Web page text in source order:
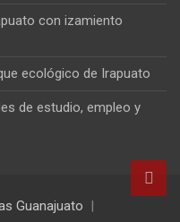
con izamiento
ecológico de Irapuato
de estudio, empleo y
Guanajuato